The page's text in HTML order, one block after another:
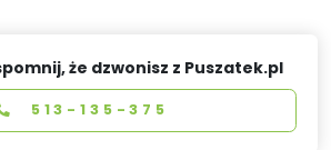
że dzwonisz z Puszatek.pl
513-135-375